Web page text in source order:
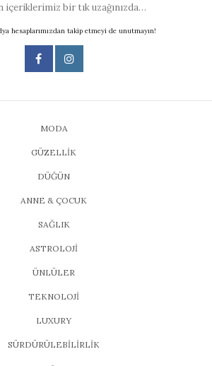
içeriklerimiz bir tık uzağınızda…
hesaplarımızdan takip etmeyi de unutmayın!
MODA
GÜZELLİK
DÜĞÜN
ANNE & ÇOCUK
SAĞLIK
ASTROLOJİ
ÜNLÜLER
TEKNOLOJİ
LUXURY
SÜRDÜRÜLEBİLİRLİK